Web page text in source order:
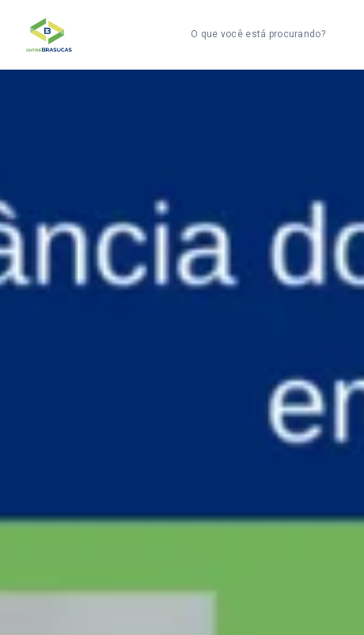
O que você está procurando?